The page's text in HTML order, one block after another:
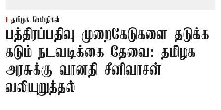
தமிழக செய்திகள்
பத்திரப்பதிவு முறைகேடுகளை தடுக்க
கடும் நடவடிக்கை தேவை: தமிழக
அரசுக்கு வானதி சீனிவாசன்
வலியுறுத்தல்